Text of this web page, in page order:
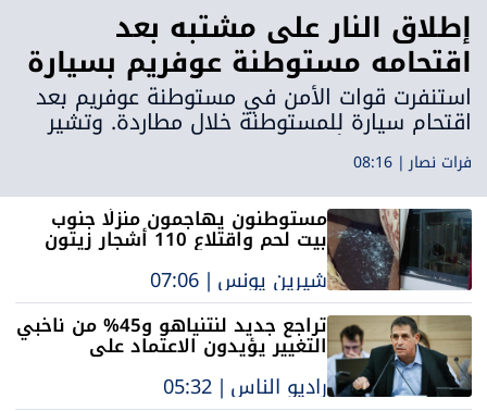
إطلاق النار على مشتبه بعد
اقتحامه مستوطنة عوفريم بسيارة
خلال مطاردة
استنفرت قوات الأمن في مستوطنة عوفريم بعد
اقتحام سيارة للمستوطنة خلال مطاردة. وتشير
الشبهات إلى أن السائق سرق السيارة وحاول
الفرار، قبل أن تطلق قوات الجيش النار عليه
وتصيب الجزء السفلي من جسده وتعتقله.
فرات نصار |
08:16
مستوطنون يهاجمون منزلًا جنوب
بيت لحم واقتلاع 110 أشجار زيتون
قرب نابلس
شيرين يونس |
07:06
تراجع جديد لنتنياهو و45% من ناخبي
التغيير يؤيدون الاعتماد على
سيغالوفيتش
راديو الناس |
05:32